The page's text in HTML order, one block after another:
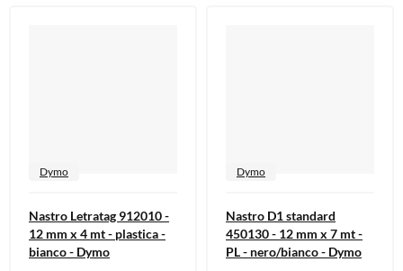
Giochi e Idee Regalo
Alimentari e Casalinghi
Dymo
Nastro Letratag 912010 -
12 mm x 4 mt - plastica -
bianco - Dymo
Dymo
Nastro D1 standard
450130 - 12 mm x 7 mt -
PL - nero/bianco - Dymo